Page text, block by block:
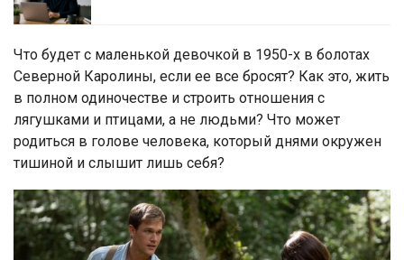
Что будет с маленькой девочкой в 1950-х в болотах
Северной Каролины, если ее все бросят? Как это, жить
в полном одиночестве и строить отношения с
лягушками и птицами, а не людьми? Что может
родиться в голове человека, который днями окружен
тишиной и слышит лишь себя?